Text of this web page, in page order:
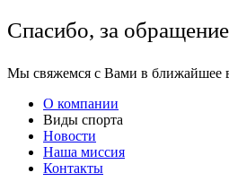
Спасибо, за обращение
Мы свяжемся с Вами в ближайшее
О компании
Виды спорта
Новости
Наша миссия
Контакты